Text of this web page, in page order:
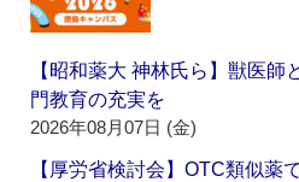
【昭和薬大 神林氏ら】獣医師
門教育の充実を
2026年08月07日 (金)
【厚労省検討会】OTC類似薬